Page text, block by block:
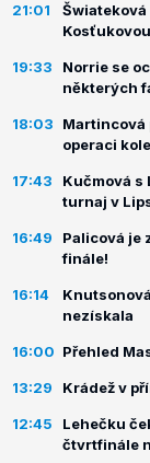
21:01
Šwiateková
19:33
Norrie se
některých
18:03
Martincová
operaci
17:43
Kučmová s
turnaj v
16:49
Palicová je
finále!
16:14
nezískala
16:00 Přehled
13:29 Krádež v
12:45
Lehečku
čtvrtfinále